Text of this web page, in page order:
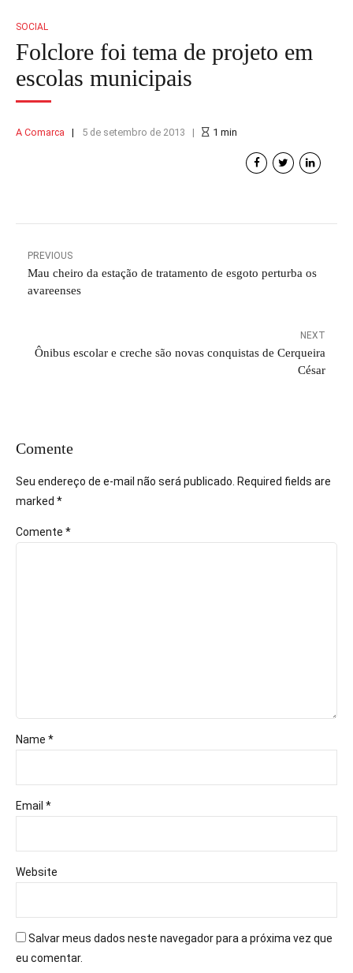
SOCIAL
Folclore foi tema de projeto em
escolas municipais
A Comarca 5 de setembro de 2013 1 min
PREVIOUS
Mau cheiro da estação de tratamento de esgoto perturba os
avareenses
NEXT
Ônibus escolar e creche são novas conquistas de Cerqueira
César
Comente
Seu endereço de e-mail não será publicado. Required fields are
marked *
Comente *
Name *
Email *
Website
Salvar meus dados neste navegador para a próxima vez que
eu comentar.